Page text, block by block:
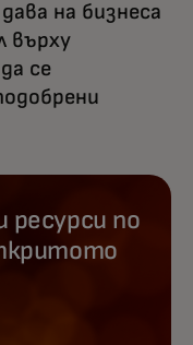
на бизнеса
върху
се
по